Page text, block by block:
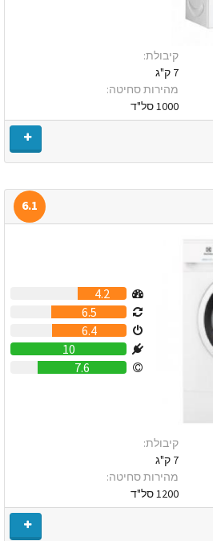
קיבולת:
7 ק"ג
מהירות סחיטה:
1000 סל"ד
6.1
4.2
6.5
6.4
10
7.6
קיבולת:
7 ק"ג
מהירות סחיטה:
1200 סל"ד